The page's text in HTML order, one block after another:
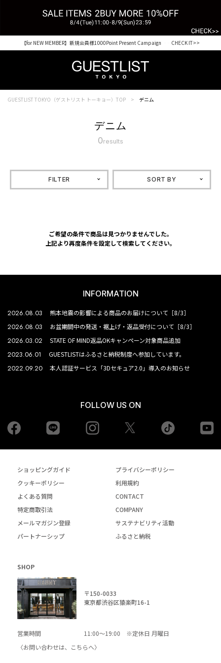
税込33,000円以上ご購入で送料無料 CHECK IT>>
【for NEW MEMBER】新規会員様1000Point Present Campaign CHECK IT>>
GUESTLIST TOKYO（ゲストリスト トーキョー）TOP デニム
デニム
0results
FILTER SORT BY
ご希望の条件で商品は見つかりませんでした。
上記より再度条件を設定して検索してください。
INFORMATION
2026.08.03 熊本地震の影響による商品のお届けについて［8/3］
2026.08.03 お盆期間中の発送・裾上げ・返品受付について［8/3］
2026.03.02 STATE OF MIND返品OKキャンペーン対象商品追加
2023.06.01 GUESTLISTはふるさと納税制度へ参加しています。
2022.09.20 本人認証サービス「3Dセキュア2.0」導入のお知らせ
FOLLOW US ON
Facebook Instagram tiktok
ショッピングガイド
プライバシーポリシー
クッキーポリシー
利用規約
よくある質問
CONTACT
特定商取引法
COMPANY
メールマガジン登録
サステナビリティ活動
パートナーシップ
ふるさと納税
SHOP
〒150-0033
東京都渋谷区猿楽町16-1
営業時間
11:00～19:00 ※定休日 月曜日
〈お問い合わせは、
こちらへ〉